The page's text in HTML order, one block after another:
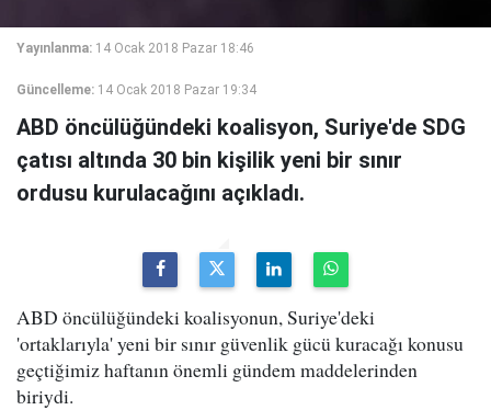
Yayınlanma: 14 Ocak 2018 Pazar 18:46
Güncelleme: 14 Ocak 2018 Pazar 19:34
ABD öncülüğündeki koalisyon, Suriye'de SDG
çatısı altında 30 bin kişilik yeni bir sınır
ordusu kurulacağını açıkladı.
ABD öncülüğündeki koalisyonun, Suriye'deki
'ortaklarıyla' yeni bir sınır güvenlik gücü kuracağı konusu
geçtiğimiz haftanın önemli gündem maddelerinden
biriydi.